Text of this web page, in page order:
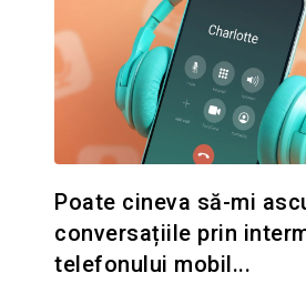
questo articolo
Copiați linkul
Poate cineva să-mi
conversațiile prin
telefonului mobil...